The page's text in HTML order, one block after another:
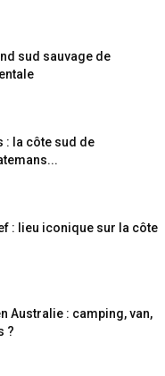
sud sauvage de
: la côte sud de
: lieu iconique sur la côte
Australie : camping, van,
?